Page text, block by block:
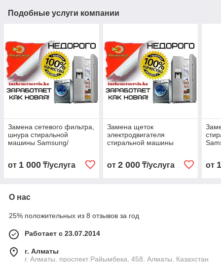
Подобные услуги компании
Замена сетевого фильтра,
шнура стиральной
машины Samsung/
от 1 000 ₸/услуга
Замена щеток
электродвигателя
стиральной машины
от 2 000₸/услуга от
О нас
25% положительных из 8 отзывов за год
Работает с 23.07.2014
г. Алматы
г. Алматы, проспект Райымбека, 458, Алматы, Казахстан